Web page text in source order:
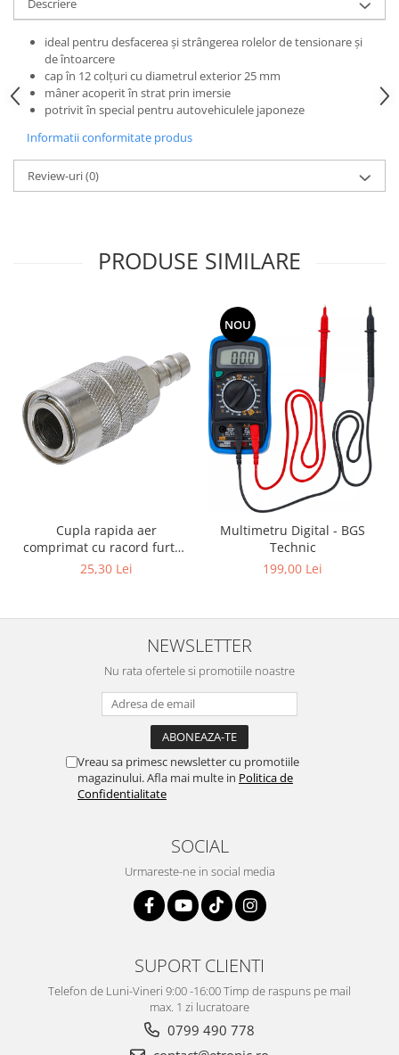
Descriere
ideal pentru desfacerea şi strângerea rolelor de tensionare şi
de întoarcere
cap în 12 colţuri cu diametrul exterior 25 mm
mâner acoperit în strat prin imersie
potrivit în special pentru autovehiculele japoneze
Informatii conformitate produs
Review-uri(0)
PRODUSE SIMILARE
Cupla rapida aer
comprimat cu racord furtun
8 mm (5/16") | SUA / Franta
25,30 Lei
NOU
Multimetru Digital - BGS
Technic
199,00 Lei
NEWSLETTER
Nu rata ofertele si promotiile noastre
Vreau sa primesc newsletter cu promotiile
magazinului. Afla mai multe in Politica de
Confidentialitate
SOCIAL
Urmareste-ne in social media
SUPORT CLIENTI
Telefon de Luni-Vineri 9:00 -16:00 Timp de raspuns pe mail
max. 1 zi lucratoare
0799 490 778